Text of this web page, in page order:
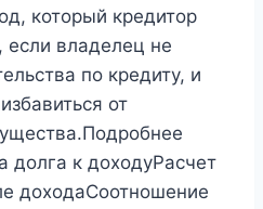
который кредитор
если владелец не
по кредиту, и
от
долга к доходуРасчет
доходаСоотношение